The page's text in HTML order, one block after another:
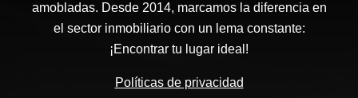
amobladas. Desde 2014, marcamos la diferencia en
el sector inmobiliario con un lema constante:
¡Encontrar tu lugar ideal!
Políticas de privacidad